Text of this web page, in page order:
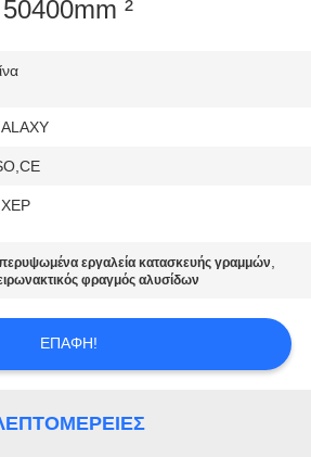
50400mm ²
εργαλεία κατασκευής γραμμών,
φραγμός αλυσίδων
ΕΠΑΦΉ!